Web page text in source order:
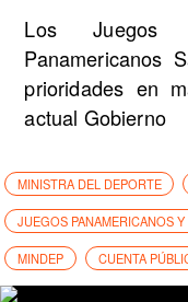
Los Juegos
Panamericanos
prioridades en
actual Gobierno
MINISTRA DEL DEPORTE
JUEGOS PANAMERICANOS
MINDEP CUENTA